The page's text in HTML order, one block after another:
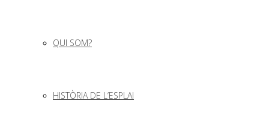
QUI SOM?
HISTÒRIA DE L’ESPLAI